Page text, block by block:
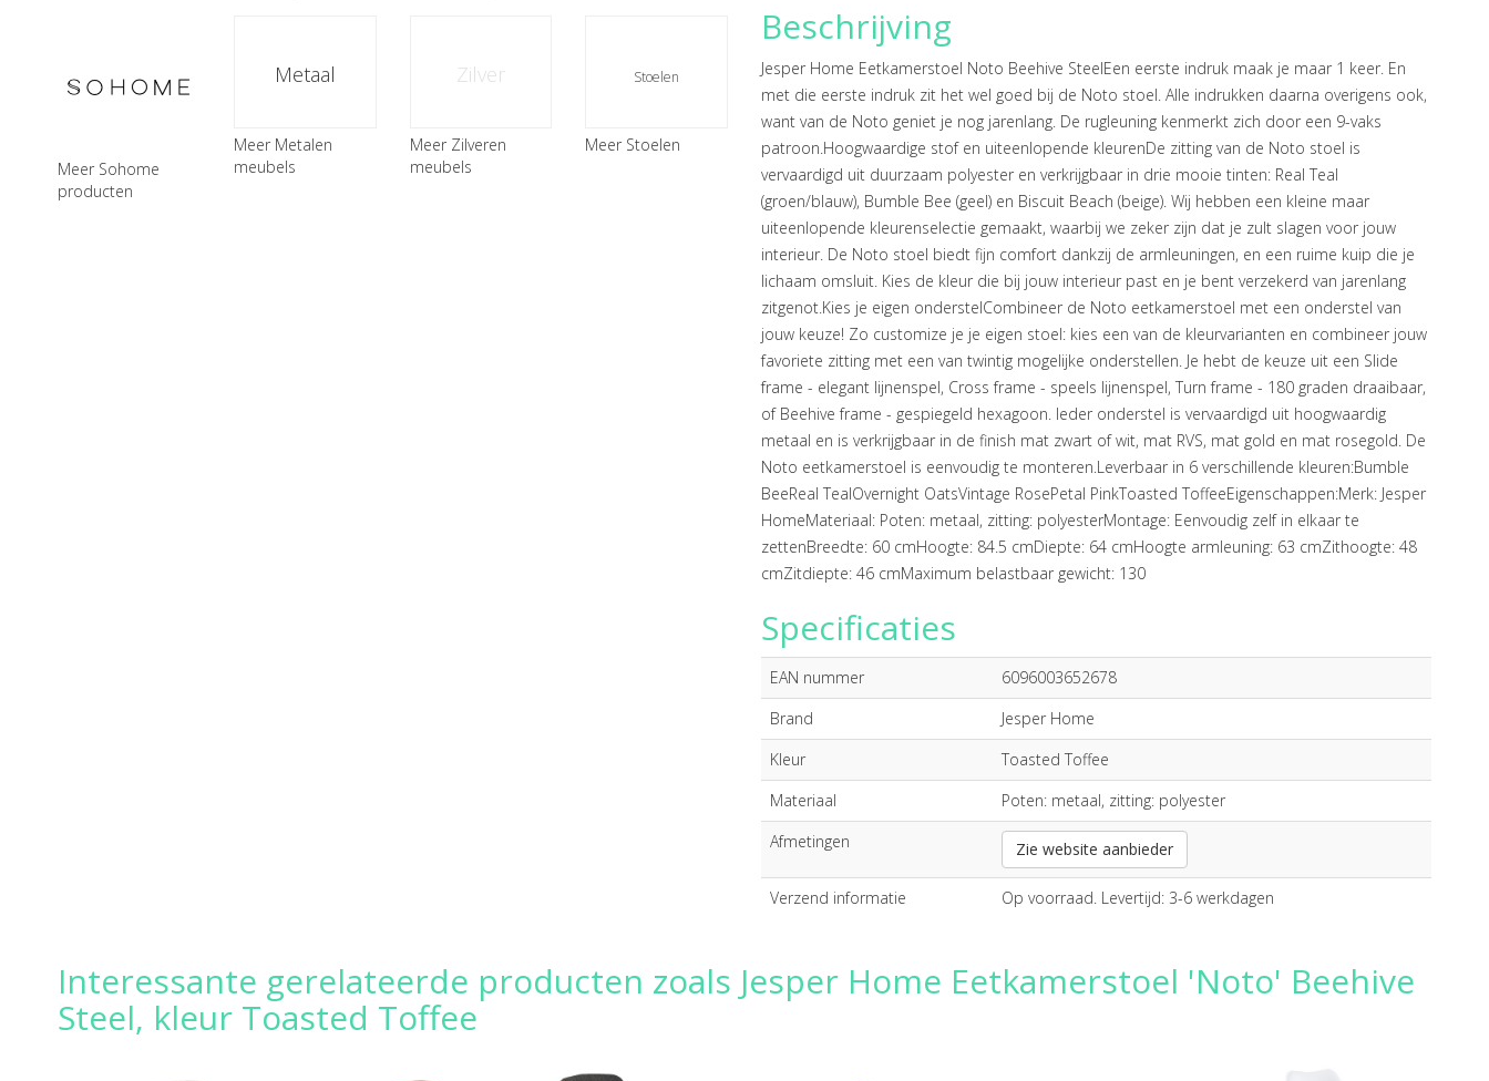
Meer Sohome
producten
Metaal
Meer Metalen
meubels
Zilver
Meer Zilveren
meubels
Stoelen
Meer Stoelen
Beschrijving
Jesper Home Eetkamerstoel Noto Beehive SteelEen eerste indruk maak je maar 1 keer. En
met die eerste indruk zit het wel goed bij de Noto stoel. Alle indrukken daarna overigens ook,
want van de Noto geniet je nog jarenlang. De rugleuning kenmerkt zich door een 9-vaks
patroon.Hoogwaardige stof en uiteenlopende kleurenDe zitting van de Noto stoel is
vervaardigd uit duurzaam polyester en verkrijgbaar in drie mooie tinten: Real Teal
(groen/blauw), Bumble Bee (geel) en Biscuit Beach (beige). Wij hebben een kleine maar
uiteenlopende kleurenselectie gemaakt, waarbij we zeker zijn dat je zult slagen voor jouw
interieur. De Noto stoel biedt fijn comfort dankzij de armleuningen, en een ruime kuip die je
lichaam omsluit. Kies de kleur die bij jouw interieur past en je bent verzekerd van jarenlang
zitgenot.Kies je eigen onderstelCombineer de Noto eetkamerstoel met een onderstel van
jouw keuze! Zo customize je je eigen stoel: kies een van de kleurvarianten en combineer jouw
favoriete zitting met een van twintig mogelijke onderstellen. Je hebt de keuze uit een Slide
frame - elegant lijnenspel, Cross frame - speels lijnenspel, Turn frame - 180 graden draaibaar,
of Beehive frame - gespiegeld hexagoon. Ieder onderstel is vervaardigd uit hoogwaardig
metaal en is verkrijgbaar in de finish mat zwart of wit, mat RVS, mat gold en mat rosegold. De
Noto eetkamerstoel is eenvoudig te monteren.Leverbaar in 6 verschillende kleuren:Bumble
BeeReal TealOvernight OatsVintage RosePetal PinkToasted ToffeeEigenschappen:Merk: Jesper
HomeMateriaal: Poten: metaal, zitting: polyesterMontage: Eenvoudig zelf in elkaar te
zettenBreedte: 60 cmHoogte: 84.5 cmDiepte: 64 cmHoogte armleuning: 63 cmZithoogte: 48
cmZitdiepte: 46 cmMaximum belastbaar gewicht: 130
Specificaties
EAN nummer
6096003652678
Brand
Jesper Home
Kleur
Toasted Toffee
Materiaal
Poten: metaal, zitting: polyester
Afmetingen
Zie website aanbieder
Verzend informatie Op voorraad. Levertijd: 3-6 werkdagen
Interessante gerelateerde producten zoals Jesper Home Eetkamerstoel 'Noto' Beehive
Steel, kleur Toasted Toffee